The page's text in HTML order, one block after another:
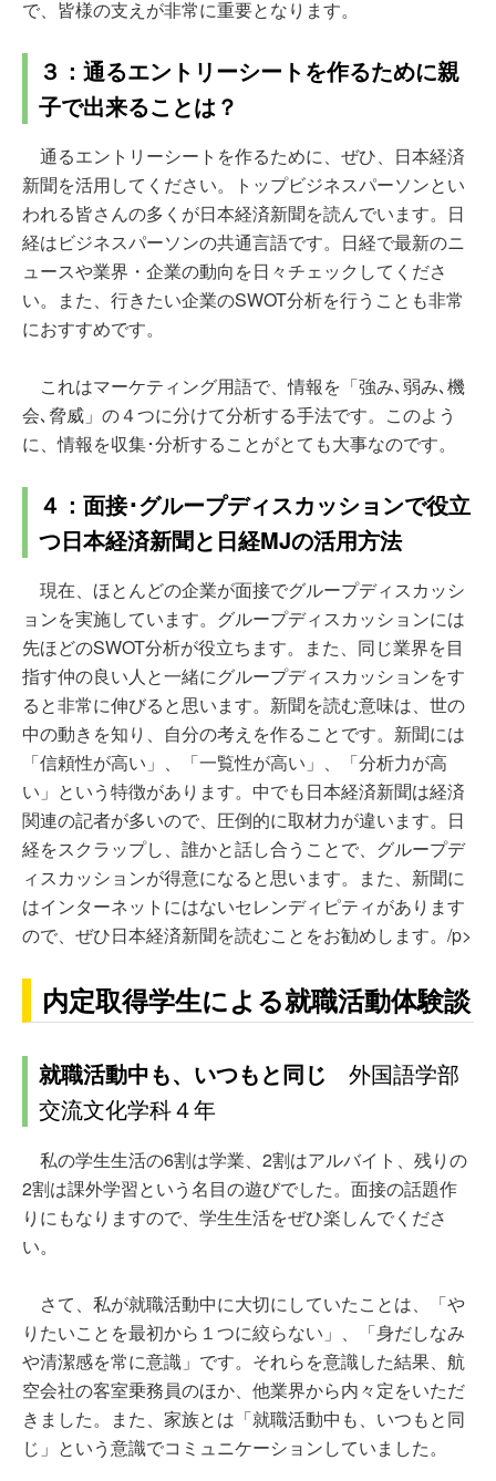
で、皆様の支えが非常に重要となります。
３：通るエントリーシートを作るために親
子で出来ることは？
通るエントリーシートを作るために、ぜひ、日本経済
新聞を活用してください。トップビジネスパーソンとい
われる皆さんの多くが日本経済新聞を読んでいます。日
経はビジネスパーソンの共通言語です。日経で最新のニ
ュースや業界・企業の動向を日々チェックしてくださ
い。また、行きたい企業のSWOT分析を行うことも非常
におすすめです。
これはマーケティング用語で、情報を「強み､弱み､機
会､脅威」の４つに分けて分析する手法です。このよう
に、情報を収集･分析することがとても大事なのです。
４：面接･グループディスカッションで役立
つ日本経済新聞と日経MJの活用方法
現在、ほとんどの企業が面接でグループディスカッシ
ョンを実施しています。グループディスカッションには
先ほどのSWOT分析が役立ちます。また、同じ業界を目
指す仲の良い人と一緒にグループディスカッションをす
ると非常に伸びると思います。新聞を読む意味は、世の
中の動きを知り、自分の考えを作ることです。新聞には
「信頼性が高い」、「一覧性が高い」、「分析力が高
い」という特徴があります。中でも日本経済新聞は経済
関連の記者が多いので、圧倒的に取材力が違います。日
経をスクラップし、誰かと話し合うことで、グループデ
ィスカッションが得意になると思います。また、新聞に
はインターネットにはないセレンディピティがあります
ので、ぜひ日本経済新聞を読むことをお勧めします。/p>
内定取得学生による就職活動体験談
就職活動中も、いつもと同じ 外国語学部
交流文化学科４年
私の学生生活の6割は学業、2割はアルバイト、残りの
2割は課外学習という名目の遊びでした。面接の話題作
りにもなりますので、学生生活をぜひ楽しんでくださ
い。
さて、私が就職活動中に大切にしていたことは、「や
りたいことを最初から１つに絞らない」、「身だしなみ
や清潔感を常に意識」です。それらを意識した結果、航
空会社の客室乗務員のほか、他業界から内々定をいただ
きました。また、家族とは「就職活動中も、いつもと同
じ」という意識でコミュニケーションしていました。